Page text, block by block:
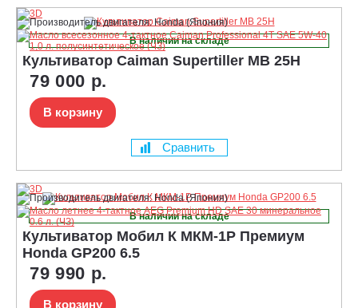
В наличии на складе
Культиватор Caiman Supertiller MB 25H
79 000 р.
В корзину
Сравнить
В наличии на складе
Культиватор Мобил К МКМ-1Р Премиум
Honda GP200 6.5
79 990 р.
В корзину